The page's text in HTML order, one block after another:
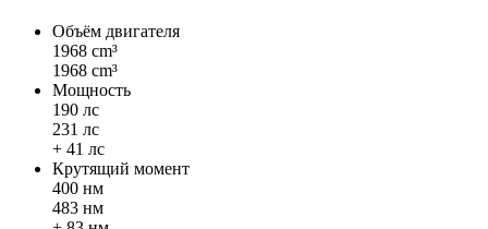
Объём двигателя
1968 cm³
1968 cm³
Мощность
190 лс
231 лс
+ 41 лс
Крутящий момент
400 нм
483 нм